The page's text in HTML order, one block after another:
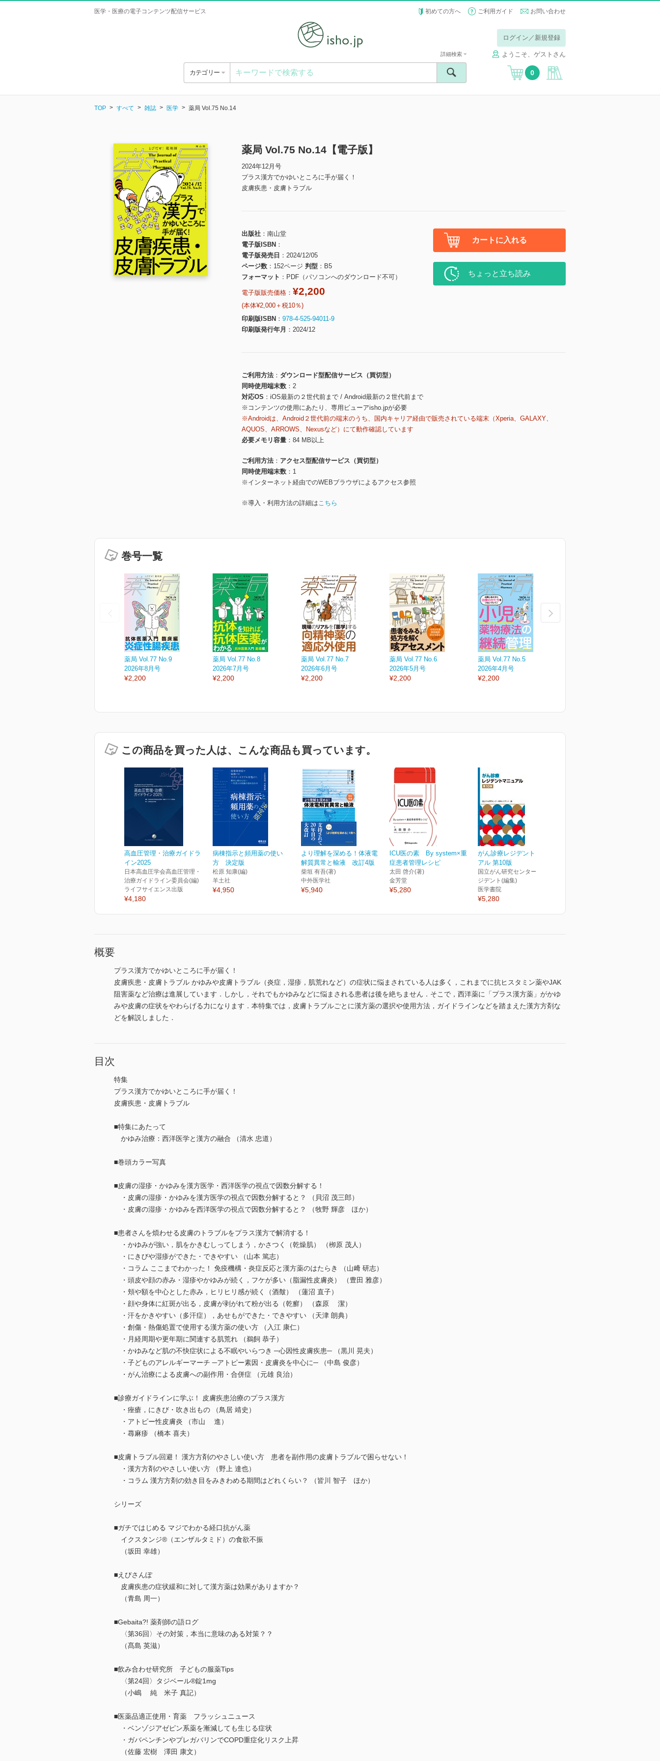
医学・医療の電子コンテンツ配信サービス 初めての方へ ご利用ガイド お問い合わせ
ログイン／新規登録
ようこそ、ゲストさん
カテゴリー
詳細検索
0
TOP すべて 雑誌 医学 薬局 Vol.75 No.14
薬局 Vol.75 No.14【電子版】
2024年12月号
プラス漢方でかゆいところに手が届く！
皮膚疾患・皮膚トラブル
出版社
南山堂
電子版ISBN
電子版発売日
2024/12/05
ページ数
152ページ 判型
B5
フォーマット
PDF（パソコンへのダウンロード不可）
電子版販売価格： ¥2,200
(本体¥2,000＋税10％)
印刷版ISBN
978-4-525-94011-9
印刷版発行年月
2024/12
カートに入れる
ちょっと立ち読み
ご利用方法
ダウンロード型配信サービス（買切型）
同時使用端末数
2
対応OS
iOS最新の２世代前まで / Android最新の２世代前まで
※コンテンツの使用にあたり、専用ビューアisho.jpが必要
※Androidは、Android２世代前の端末のうち、国内キャリア経由で販売されている端末（Xperia、GALAXY、
AQUOS、ARROWS、Nexusなど）にて動作確認しています
必要メモリ容量
84 MB以上
ご利用方法
アクセス型配信サービス（買切型）
同時使用端末数
1
※インターネット経由でのWEBブラウザによるアクセス参照
※導入・利用方法の詳細はこちら
巻号一覧
薬局 Vol.77 No.9
2026年8月号
¥2,200
薬局 Vol.77 No.8
2026年7月号
¥2,200
薬局 Vol.77 No.7
2026年6月号
¥2,200
薬局 Vol.77 No.6
2026年5月号
¥2,200
薬局 Vol.77 No.5
2026年4月号
¥2,200
この商品を買った人は、こんな商品も買っています。
高血圧管理・治療ガイドラ
イン2025
日本高血圧学会高血圧管理・
治療ガイドライン委員会(編)
ライフサイエンス出版
¥4,180
病棟指示と頻用薬の使い
方 決定版
松原 知康(編)
羊土社
¥4,950
より理解を深める！体液電
解質異常と輸液 改訂4版
柴垣 有吾(著)
中外医学社
¥5,940
ICU医の素 By system×重
症患者管理レシピ
太田 啓介(著)
金芳堂
¥5,280
がん診療レジデントマニュ
アル 第10版
国立がん研究センター 内科レ
ジデント(編集)
医学書院
¥5,280
概要
プラス漢方でかゆいところに手が届く！
皮膚疾患・皮膚トラブル かゆみや皮膚トラブル（炎症，湿疹，肌荒れなど）の症状に悩まされている人は多く，これまでに抗ヒスタミン薬やJAK
阻害薬など治療は進展しています．しかし，それでもかゆみなどに悩まされる患者は後を絶ちません．そこで，西洋薬に「プラス漢方薬」がかゆ
みや皮膚の症状をやわらげる力になります．本特集では，皮膚トラブルごとに漢方薬の選択や使用方法，ガイドラインなどを踏まえた漢方方剤な
どを解説しました．
目次
特集
プラス漢方でかゆいところに手が届く！
皮膚疾患・皮膚トラブル
■特集にあたって
かゆみ治療：西洋医学と漢方の融合 （清水 忠道）
■巻頭カラー写真
■皮膚の湿疹・かゆみを漢方医学・西洋医学の視点で因数分解する！
・皮膚の湿疹・かゆみを漢方医学の視点で因数分解すると？ （貝沼 茂三郎）
・皮膚の湿疹・かゆみを西洋医学の視点で因数分解すると？ （牧野 輝彦 ほか）
■患者さんを煩わせる皮膚のトラブルをプラス漢方で解消する！
・かゆみが強い，肌をかきむしってしまう，かさつく（乾燥肌） （栁原 茂人）
・にきびや湿疹ができた・できやすい （山本 篤志）
・コラム ここまでわかった！ 免疫機構・炎症反応と漢方薬のはたらき （山﨑 研志）
・頭皮や顔の赤み・湿疹やかゆみが続く，フケが多い（脂漏性皮膚炎） （豊田 雅彦）
・頬や額を中心とした赤み，ヒリヒリ感が続く（酒皶） （蓮沼 直子）
・顔や身体に紅斑が出る，皮膚が剥がれて粉が出る（乾癬） （森原 潔）
・汗をかきやすい（多汗症），あせもができた・できやすい （天津 朗典）
・創傷・熱傷処置で使用する漢方薬の使い方 （入江 康仁）
・月経周期や更年期に関連する肌荒れ （鵜飼 恭子）
・かゆみなど肌の不快症状による不眠やいらつき ─心因性皮膚疾患─ （黒川 晃夫）
・子どものアレルギーマーチ ─アトピー素因・皮膚炎を中心に─ （中島 俊彦）
・がん治療による皮膚への副作用・合併症 （元雄 良治）
■診療ガイドラインに学ぶ！ 皮膚疾患治療のプラス漢方
・痤瘡，にきび・吹き出もの （鳥居 靖史）
・アトピー性皮膚炎 （市山 進）
・蕁麻疹 （橋本 喜夫）
■皮膚トラブル回避！ 漢方方剤のやさしい使い方 患者を副作用の皮膚トラブルで困らせない！
・漢方方剤のやさしい使い方 （野上 達也）
・コラム 漢方方剤の効き目をみきわめる期間はどれくらい？ （皆川 智子 ほか）
シリーズ
■ガチではじめる マジでわかる経口抗がん薬
イクスタンジ®（エンザルタミド）の食欲不振
（坂田 幸雄）
■えびさんぽ
皮膚疾患の症状緩和に対して漢方薬は効果がありますか？
（青島 周一）
■Gebaita?! 薬剤師の語ログ
〈第36回〉その対策，本当に意味のある対策？？
（髙島 英滋）
■飲み合わせ研究所 子どもの服薬Tips
〈第24回〉タジベール®錠1mg
（小嶋 純 米子 真記）
■医薬品適正使用・育薬 フラッシュニュース
・ベンゾジアゼピン系薬を漸減しても⽣じる症状
・ガバペンチンやプレガバリンでCOPD重症化リスク上昇
（佐藤 宏樹 澤田 康文）